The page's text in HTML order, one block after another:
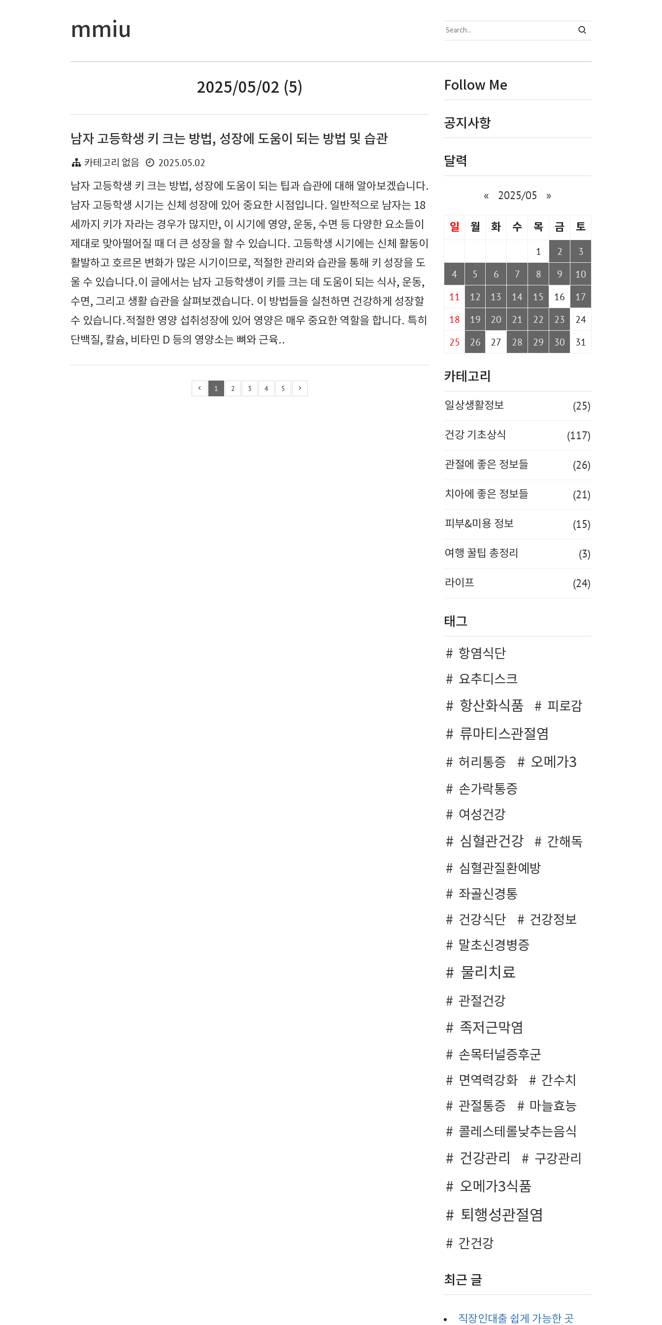
mmiu
2025/05/02 (5)
남자 고등학생 키 크는 방법, 성장에 도움이 되는 방법 및 습관
카테고리 없음
2025.05.02
남자 고등학생 키 크는 방법, 성장에 도움이 되는 팁과 습관에 대해 알아보겠습니다.
남자 고등학생 시기는 신체 성장에 있어 중요한 시점입니다. 일반적으로 남자는 18
세까지 키가 자라는 경우가 많지만, 이 시기에 영양, 운동, 수면 등 다양한 요소들이
제대로 맞아떨어질 때 더 큰 성장을 할 수 있습니다. 고등학생 시기에는 신체 활동이
활발하고 호르몬 변화가 많은 시기이므로, 적절한 관리와 습관을 통해 키 성장을 도
울 수 있습니다.이 글에서는 남자 고등학생이 키를 크는 데 도움이 되는 식사, 운동,
수면, 그리고 생활 습관을 살펴보겠습니다. 이 방법들을 실천하면 건강하게 성장할
수 있습니다.적절한 영양 섭취성장에 있어 영양은 매우 중요한 역할을 합니다. 특히
단백질, 칼슘, 비타민 D 등의 영양소는 뼈와 근육..
1 2 3 4 5
Follow Me
공지사항
달력
« 2025/05 »
일 월 화 수 목 금 토
1 2
3
4
5 6 7 8 9
10
11
12 13 14 15 16
17
18
19 20 21 22 23
24
25
26 27 28 29 30 31
카테고리
일상생활정보 (25)
건강 기초상식 (117)
관절에 좋은 정보들 (26)
치아에 좋은 정보들 (21)
피부&미용 정보 (15)
여행 꿀팁 총정리 (3)
라이프 (24)
태그
항염식단
요추디스크
항산화식품 피로감
류마티스관절염
허리통증 오메가3
손가락통증
여성건강
심혈관건강
간해독
심혈관질환예방
좌골신경통
건강식단
건강정보
말초신경병증
물리치료
관절건강
족저근막염
손목터널증후군
면역력강화
간수치
관절통증
마늘효능
콜레스테롤낮추는음식
건강관리 구강관리
오메가3식품
퇴행성관절염
간건강
최근 글
직장인대출 쉽게 가능한 곳